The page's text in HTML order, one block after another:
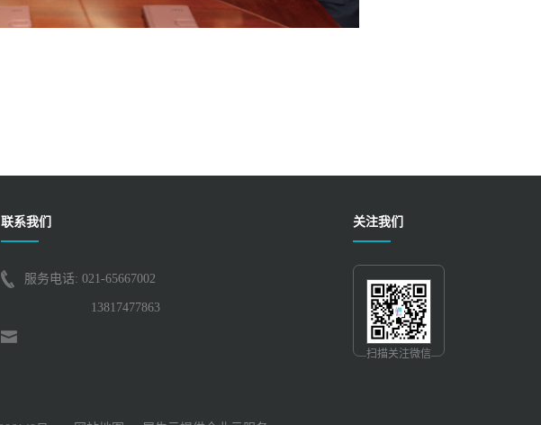
联系我们
服务电话: 021-65667002
13817477863
关注我们
扫描关注微信